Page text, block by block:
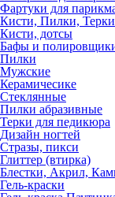
Фартуки для
Кисти, Пилки, Терки
Кисти, дотсы
Бафы и
Пилки
Мужские
Керамичесике
Стеклянные
Пилки абразивные
Терки для педикюра
Дизайн ногтей
Стразы, пикси
Глиттер (втирка)
Блестки, Акрил,
Гель-краски